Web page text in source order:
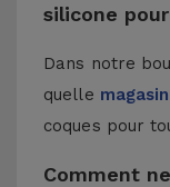
silicone
Dans notre
quelle
coques pour
Comment